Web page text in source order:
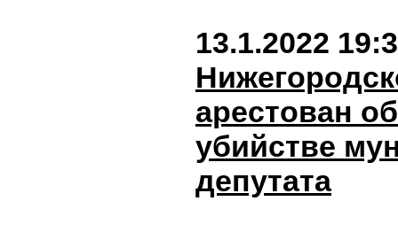
13.1.2022
арестован
убийстве
депутата